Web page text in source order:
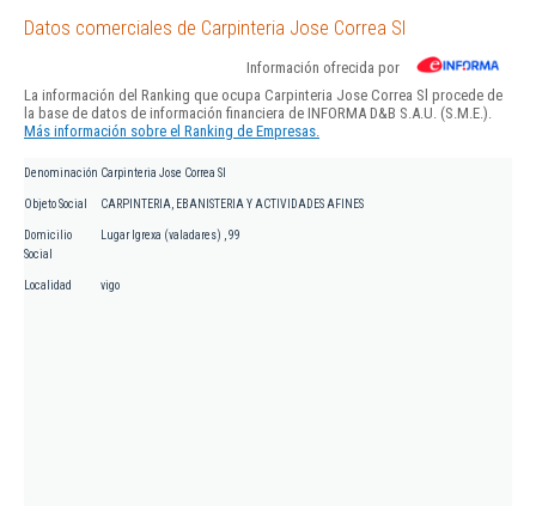
Datos comerciales de Carpinteria Jose Correa Sl
Información ofrecida por
La información del Ranking que ocupa Carpinteria Jose Correa Sl procede de
la base de datos de información financiera de INFORMA D&B S.A.U. (S.M.E.).
Más información sobre el Ranking de Empresas.
Denominación Carpinteria Jose Correa Sl
Objeto Social CARPINTERIA, EBANISTERIA Y ACTIVIDADES AFINES
Domicilio
Social
Lugar Igrexa (valadares) , 99
Localidad vigo